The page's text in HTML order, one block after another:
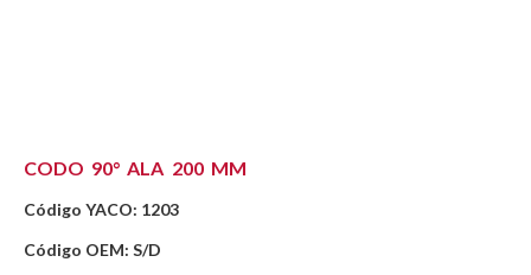
CODO 90° ALA 200 MM
Código YACO: 1203
Código OEM: S/D